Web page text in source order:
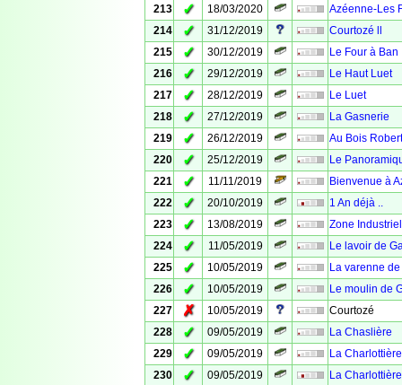
213
✓ 18/03/2020
Azéenne-Les
214
✓ 31/12/2019
Courtozé ll
215
✓ 30/12/2019
Le Four à Ban
216
✓ 29/12/2019
Le Haut Luet
217
✓ 28/12/2019
Le Luet
218
✓ 27/12/2019
La Gasnerie
219
✓ 26/12/2019
Au Bois Robert
220
✓ 25/12/2019
Le
221
✓ 11/11/2019
Bienvenue à
222
✓ 20/10/2019
1 An déjà ..
223
✓ 13/08/2019
Zone
224
✓ 11/05/2019
Le lavoir de
225
✓ 10/05/2019
La varenne
226
✓ 10/05/2019
Le moulin de
227
✗ 10/05/2019
Courtozé
228
✓ 09/05/2019
La Chaslière
229
✓ 09/05/2019
La
230
✓ 09/05/2019
La